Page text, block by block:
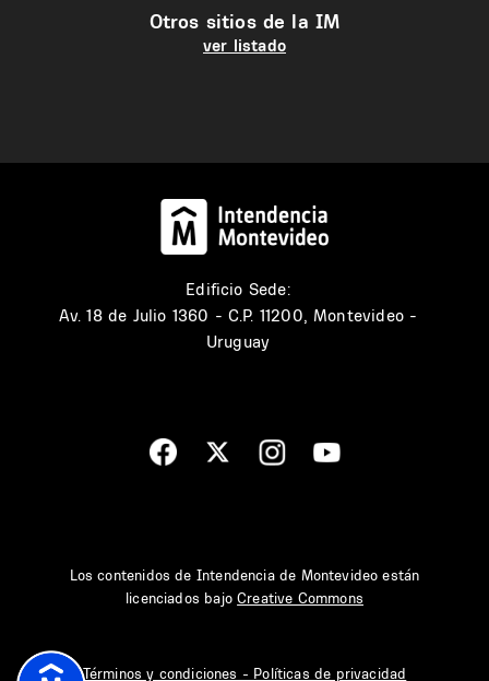
Otros sitios de la IM
ver listado
Edificio Sede:
Av. 18 de Julio 1360 - C.P. 11200, Montevideo -
Uruguay
Los contenidos de Intendencia de Montevideo están
licenciados bajoCreative Commons
Términos y condiciones - Políticas de privacidad